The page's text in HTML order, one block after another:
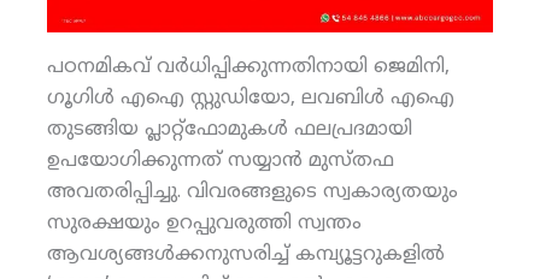
പഠനമികവ് വര്‍ധിപ്പിക്കുന്നതിനായി ജെമിനി,
ഗൂഗിള്‍ എഐ സ്റ്റുഡിയോ, ലവബിള്‍ എഐ
തുടങ്ങിയ പ്ലാറ്റ്‌ഫോമുകള്‍ ഫലപ്രദമായി
ഉപയോഗിക്കുന്നത് സയ്യാന്‍ മുസ്തഫ
അവതരിപ്പിച്ചു. വിവരങ്ങളുടെ സ്വകാര്യതയും
സുരക്ഷയും ഉറപ്പുവരുത്തി സ്വന്തം
ആവശ്യങ്ങള്‍ക്കനുസരിച്ച് കമ്പ്യൂട്ടറുകളില്‍